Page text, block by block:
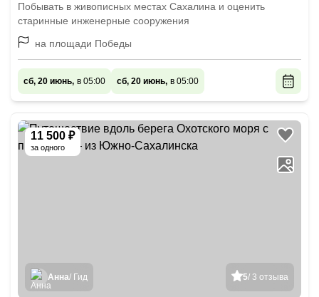
Побывать в живописных местах Сахалина и оценить
старинные инженерные сооружения
на площади Победы
сб, 20 июнь, в 05:00 сб, 20 июнь, в 05:00
11 500 ₽
за одного
5/ 3 отзыва
Анна/ Гид